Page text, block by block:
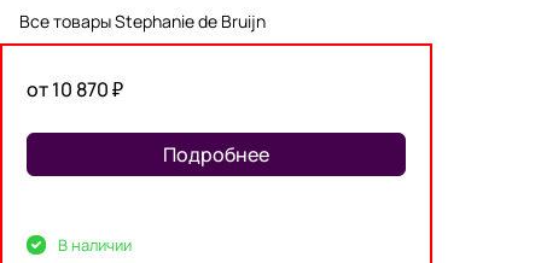
Все товары Stephanie de Bruijn
от 10 870 ₽
Подробнее
В наличии